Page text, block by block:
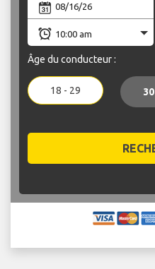
Âge du conducteur :
18 - 29